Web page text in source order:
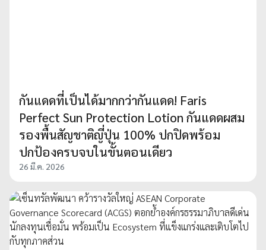
กันแดดที่เป็นได้มากกว่ากันแดด! Faris
Perfect Sun Protection Lotion กันแดดผสม
รองพื้นสัญชาติญี่ปุ่น 100% ปกปิดพร้อม
ปกป้องครบจบในขั้นตอนเดียว
26 มี.ค. 2026